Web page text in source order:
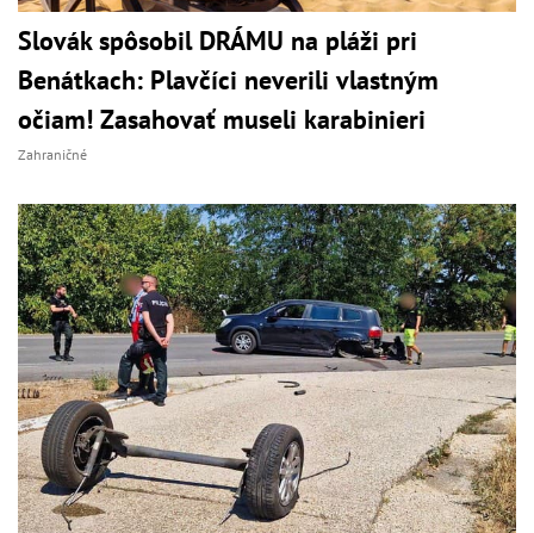
Slovák spôsobil DRÁMU na pláži pri
Benátkach: Plavčíci neverili vlastným
očiam! Zasahovať museli karabinieri
Zahraničné